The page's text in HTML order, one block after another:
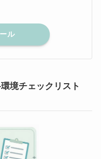
ル
境チェックリスト